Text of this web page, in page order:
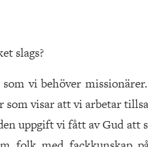
slags?
vi behöver
som visar att vi arbetar
uppgift vi fått av Gud att